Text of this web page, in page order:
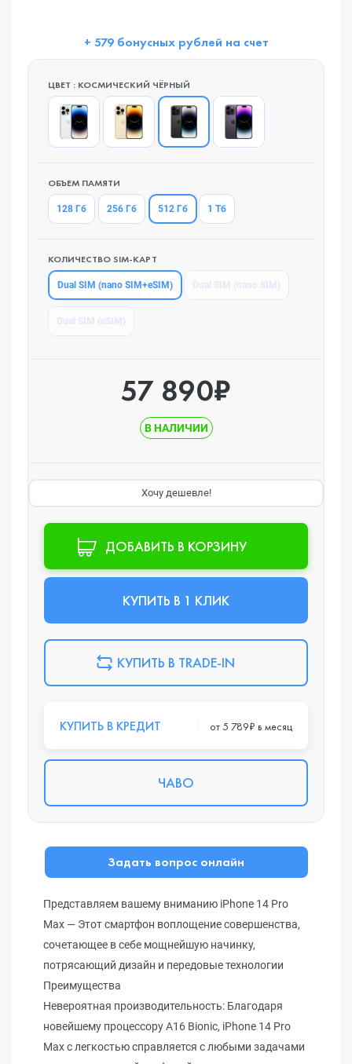
+ 579 бонусных рублей на счет
ЦВЕТ : КОСМИЧЕСКИЙ ЧЁРНЫЙ
ОБЪЕМ ПАМЯТИ
128 Гб 256 Гб 512 Гб 1 Тб
КОЛИЧЕСТВО SIM-КАРТ
Dual SIM (nano SIM+eSIM)
57 890₽
В НАЛИЧИИ
Хочу дешевле!
ДОБАВИТЬ В КОРЗИНУ
КУПИТЬ В 1 КЛИК
КУПИТЬ В TRADE-IN
КУПИТЬ В КРЕДИТ от 5 789₽ в месяц
ЧАВО
Задать вопрос онлайн
Представляем вашему вниманию iPhone 14 Pro
Max — Этот смартфон воплощение совершенства,
сочетающее в себе мощнейшую начинку,
потрясающий дизайн и передовые технологии
Преимущества
Невероятная производительность: Благодаря
новейшему процессору A16 Bionic, iPhone 14 Pro
Max с легкостью справляется с любыми задачами